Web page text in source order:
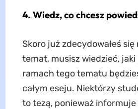
4. Wiedz, co chcesz
Skoro już zdecydowałeś
temat, musisz wiedzieć,
ramach tego tematu
całym eseju. Niektórzy
to tezą, ponieważ